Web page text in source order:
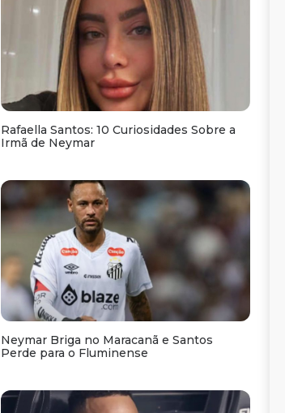
Rafaella Santos: 10 Curiosidades Sobre a
Irmã de Neymar
Neymar Briga no Maracanã e Santos
Perde para o Fluminense